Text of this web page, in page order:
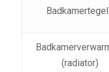
(radiator)